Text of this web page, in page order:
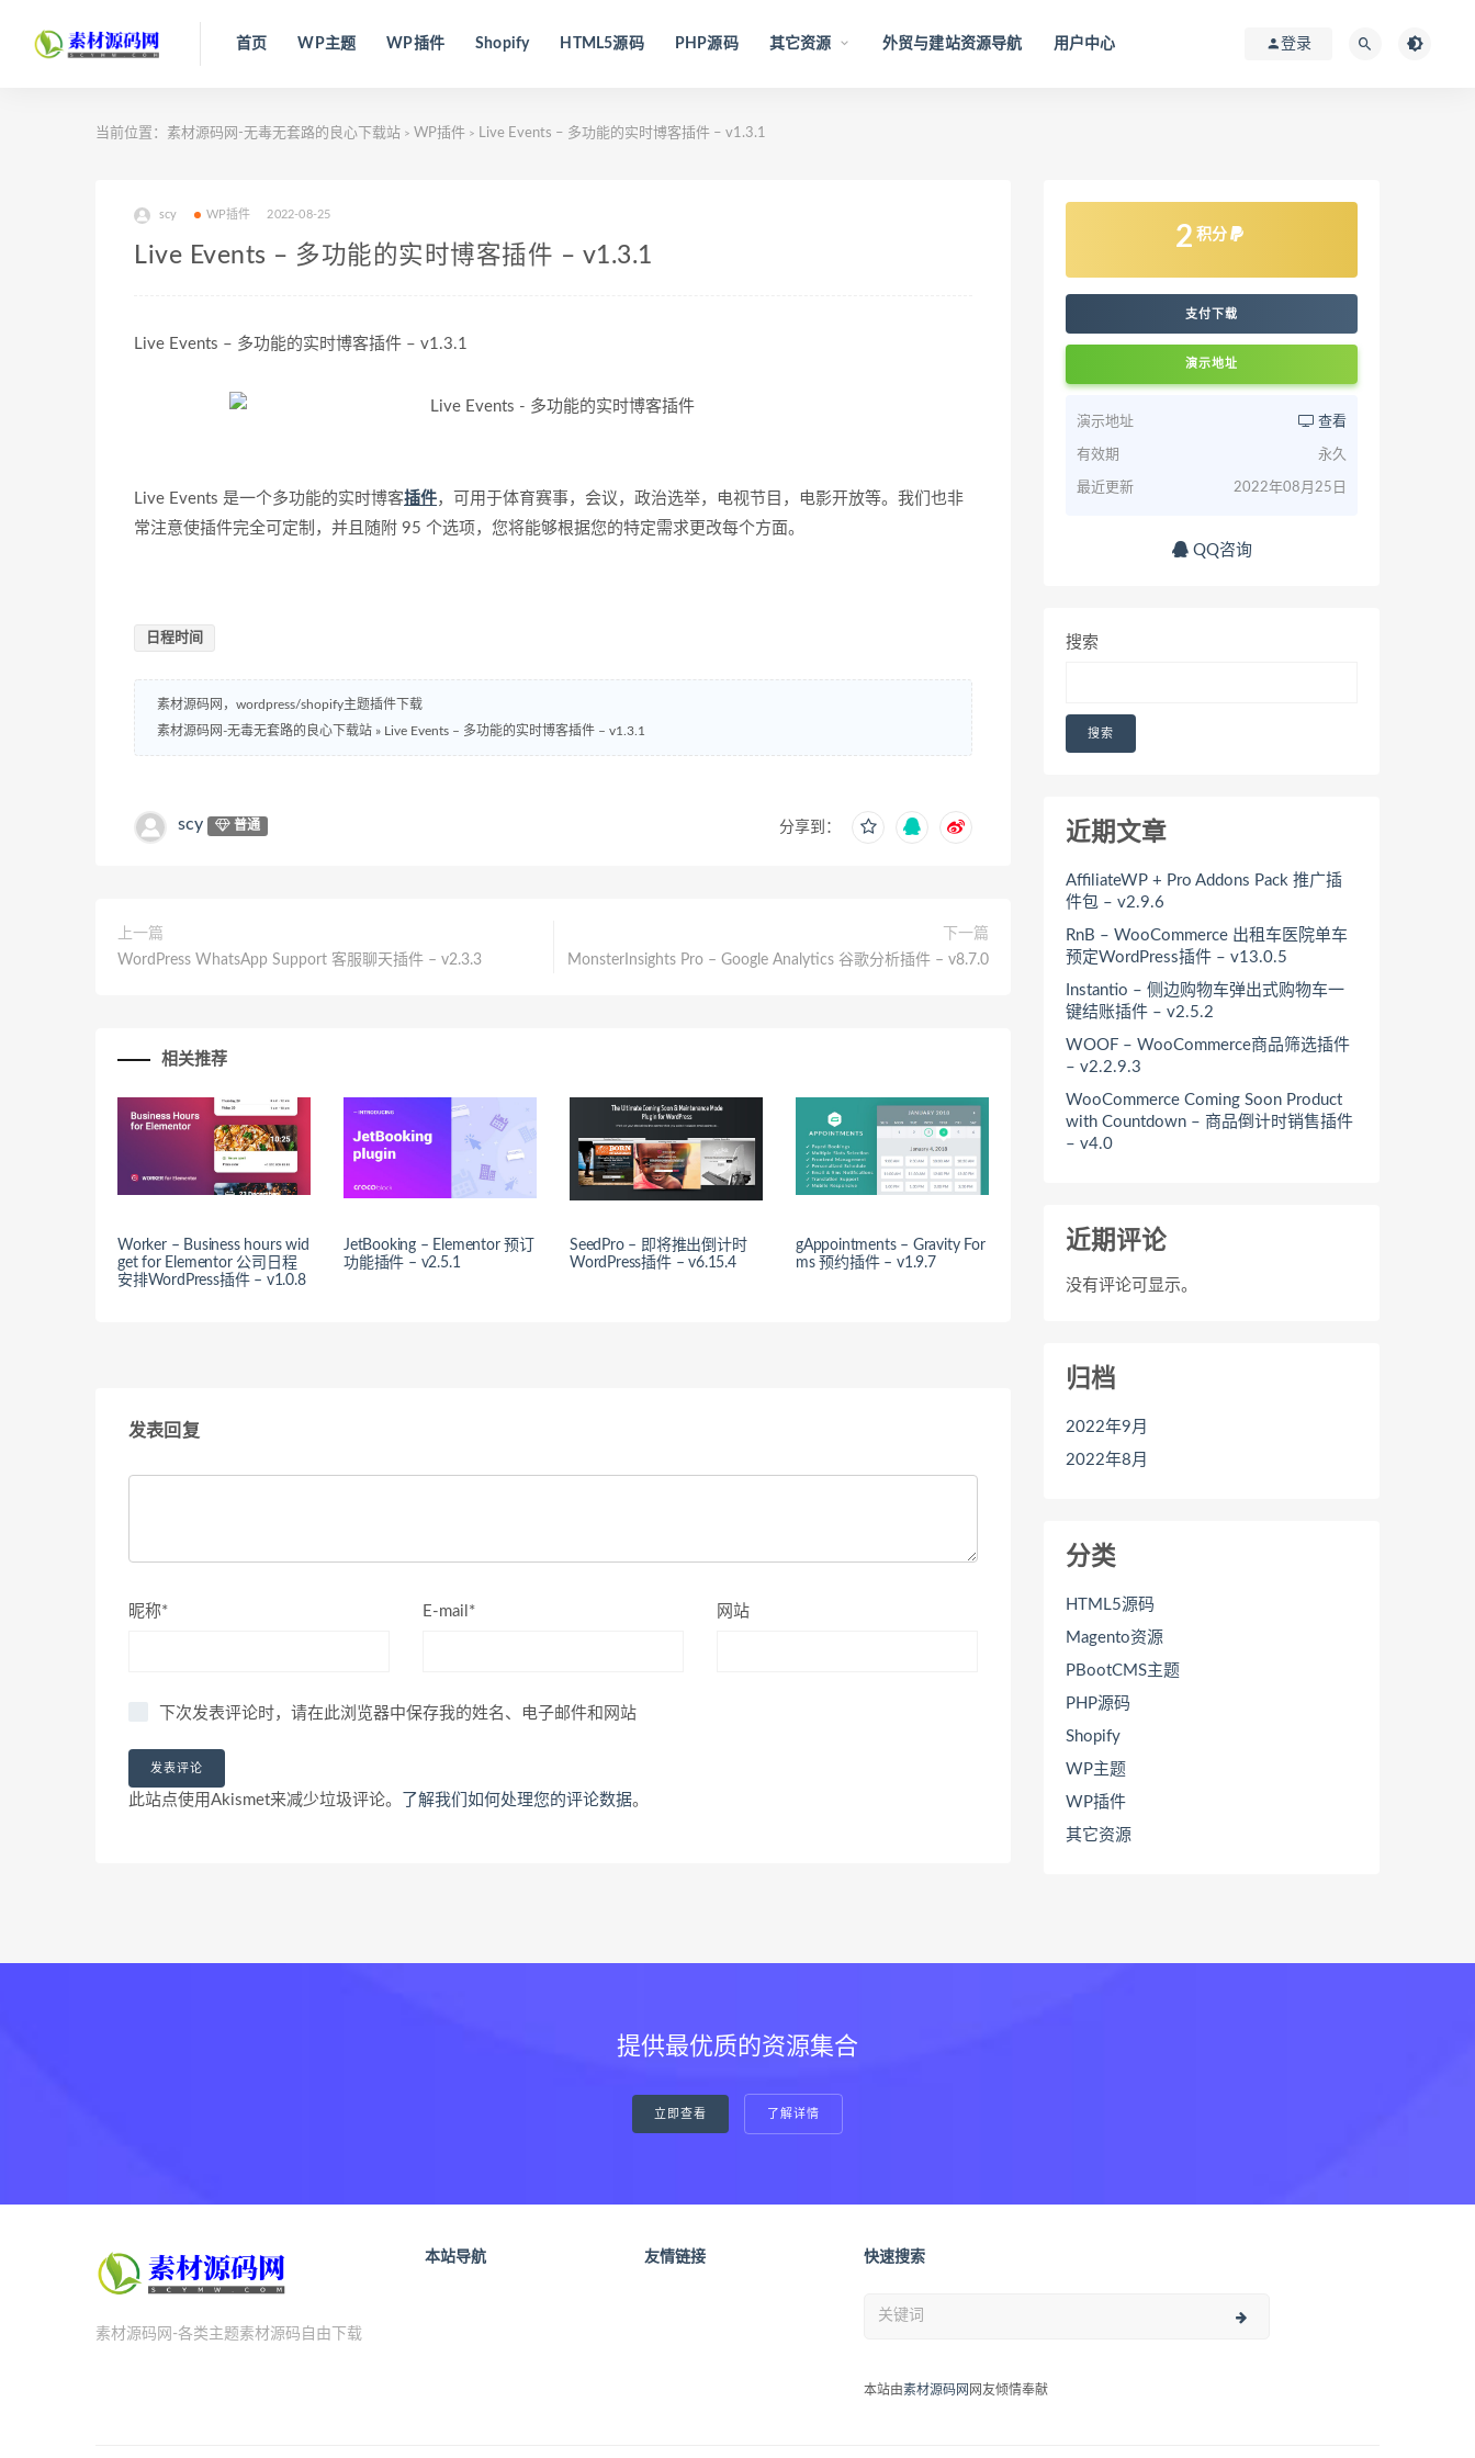
首页 WP主题 WP插件 Shopify HTML5源码 PHP源码 其它资源 外贸与建站资源导航 用户中心 登录
当前位置： 素材源码网-无毒无套路的良心下载站 > WP插件 > Live Events – 多功能的实时博客插件 – v1.3.1
scy WP插件 2022-08-25
Live Events – 多功能的实时博客插件 – v1.3.1
Live Events – 多功能的实时博客插件 – v1.3.1
Live Events 是一个多功能的实时博客插件，可用于体育赛事，会议，政治选举，电视节目，电影开放等。我们也非
常注意使插件完全可定制，并且随附 95 个选项，您将能够根据您的特定需求更改每个方面。
日程时间
素材源码网，wordpress/shopify主题插件下载
素材源码网-无毒无套路的良心下载站 » Live Events – 多功能的实时博客插件 – v1.3.1
scy 普通 分享到：
上一篇
WordPress WhatsApp Support 客服聊天插件 – v2.3.3
下一篇
MonsterInsights Pro – Google Analytics 谷歌分析插件 – v8.7.0
相关推荐
Worker – Business hours wid
get for Elementor 公司日程
安排WordPress插件 – v1.0.8
JetBooking – Elementor 预订
功能插件 – v2.5.1
SeedPro – 即将推出倒计时
WordPress插件 – v6.15.4
gAppointments – Gravity For
ms 预约插件 – v1.9.7
发表回复
昵称* E-mail* 网站
下次发表评论时，请在此浏览器中保存我的姓名、电子邮件和网站
此站点使用Akismet来减少垃圾评论。 了解我们如何处理您的评论数据。
2 积分
支付下载
演示地址
演示地址 查看
有效期 永久
最近更新 2022年08月25日
QQ咨询
搜索
搜索
近期文章
AffiliateWP + Pro Addons Pack 推广插
件包 – v2.9.6
RnB – WooCommerce 出租车医院单车
预定WordPress插件 – v13.0.5
Instantio – 侧边购物车弹出式购物车一
键结账插件 – v2.5.2
WOOF – WooCommerce商品筛选插件
– v2.2.9.3
WooCommerce Coming Soon Product
with Countdown – 商品倒计时销售插件
– v4.0
近期评论
没有评论可显示。
归档
2022年9月
2022年8月
分类
HTML5源码
Magento资源
PBootCMS主题
PHP源码
Shopify
WP主题
WP插件
其它资源
提供最优质的资源集合
立即查看 了解详情
素材源码网-各类主题素材源码自由下载
本站导航 友情链接 快速搜索
本站由素材源码网 网友倾情奉献